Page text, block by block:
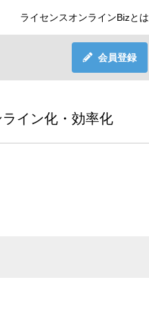
ライセンスオンラインBizとは
会員登録
イン化・効率化